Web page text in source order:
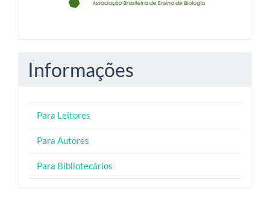
Informações
Para Leitores
Para Autores
Para Bibliotecários